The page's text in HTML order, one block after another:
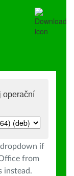
operační
dropdown if
from
instead.